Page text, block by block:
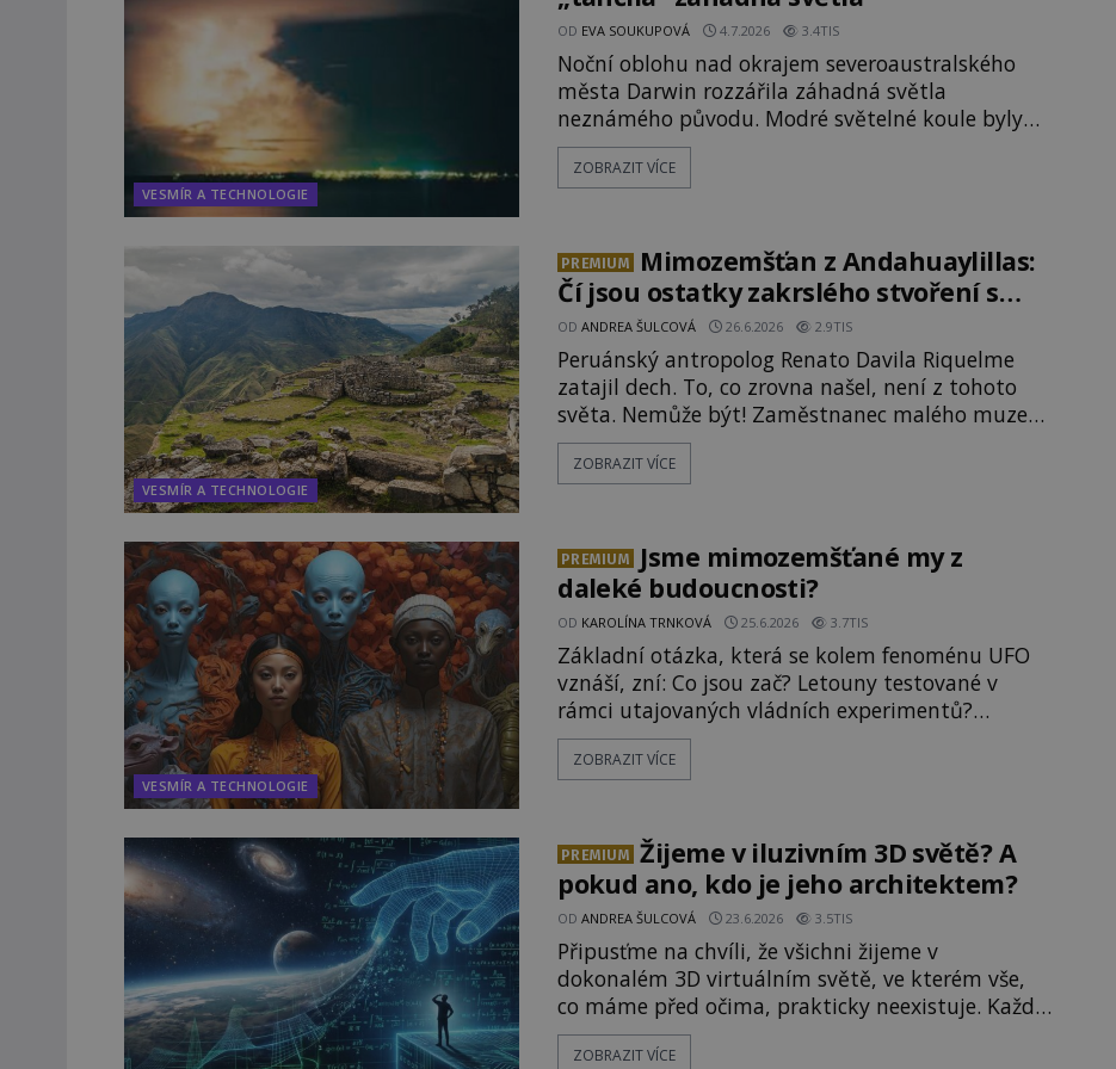
VESMÍR A TECHNOLOGIE
OD EVA SOUKUPOVÁ 4.7.2026 3.4TIS
Noční oblohu nad okrajem severoaustralského
města Darwin rozzářila záhadná světla
neznámého původu. Modré světelné koule byly
viditelné nejméně dvacet minut, během nichž se
opakovaně objevovaly a zase mizely. Svědek,
Záhadný záznam okamžitě rozpoutal deb
ZOBRAZIT VÍCE
VESMÍR A TECHNOLOGIE
PREMIUM
Mimozemšťan z Andahuaylillas:
Čí jsou ostatky zakrslého stvoření s
ohromnou lebkou?
ODANDREA ŠULCOVÁ 26.6.2026 2.9TIS
Peruánský antropolog Renato Davila Riquelme
zatajil dech. To, co zrovna našel, není z tohoto
světa. Nemůže být! Zaměstnanec malého muzea
v peruánském městečku Andahuaylillas nedaleko
legendárního Cuzca pomalu sestupuje z posvátné
nad nálezem kroutí hlavou. Už na
ZOBRAZIT VÍCE
VESMÍR A TECHNOLOGIE
PREMIUM
Jsme mimozemšťané my z
daleké budoucnosti?
OD KAROLÍNA TRNKOVÁ 25.6.2026 3.7TIS
Základní otázka, která se kolem fenoménu UFO
vznáší, zní: Co jsou zač? Letouny testované v
rámci utajovaných vládních experimentů?
Mimozemské vesmírné lodě plnící na Zemi nám
neznámý úkol? Skokani mezi dimenzemi, putující
diskutují vědci, ufologo
ZOBRAZIT VÍCE
PREMIUM
Žijeme v iluzivním 3D světě? A
pokud ano, kdo je jeho architektem?
ODANDREA ŠULCOVÁ 23.6.2026 3.5TIS
Připusťme na chvíli, že všichni žijeme v
dokonalém 3D virtuálním světě, ve kterém vše,
co máme před očima, prakticky neexistuje. Každý
den se budíme do počítačové simulace, která je
do určité míry k nerozeznání od skutečného
ZOBRAZIT VÍCE